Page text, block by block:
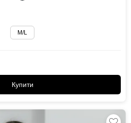
M/L
Купити